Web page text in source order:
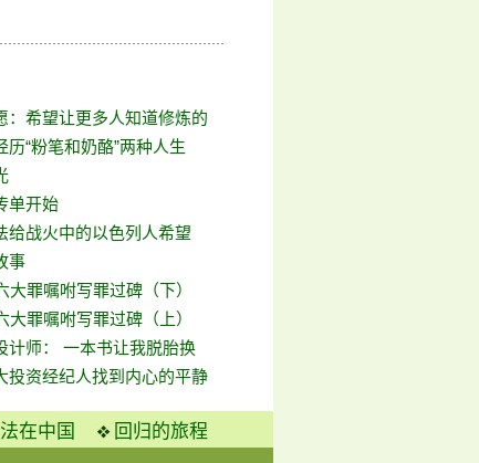
：希望让更多人知道修炼的
历“粉笔和奶酪”两种人生
单开始
给战火中的以色列人希望
事
大罪嘱咐写罪过碑（下）
大罪嘱咐写罪过碑（上）
计师： 一本书让我脱胎换
投资经纪人找到内心的平静
在中国 回归的旅程